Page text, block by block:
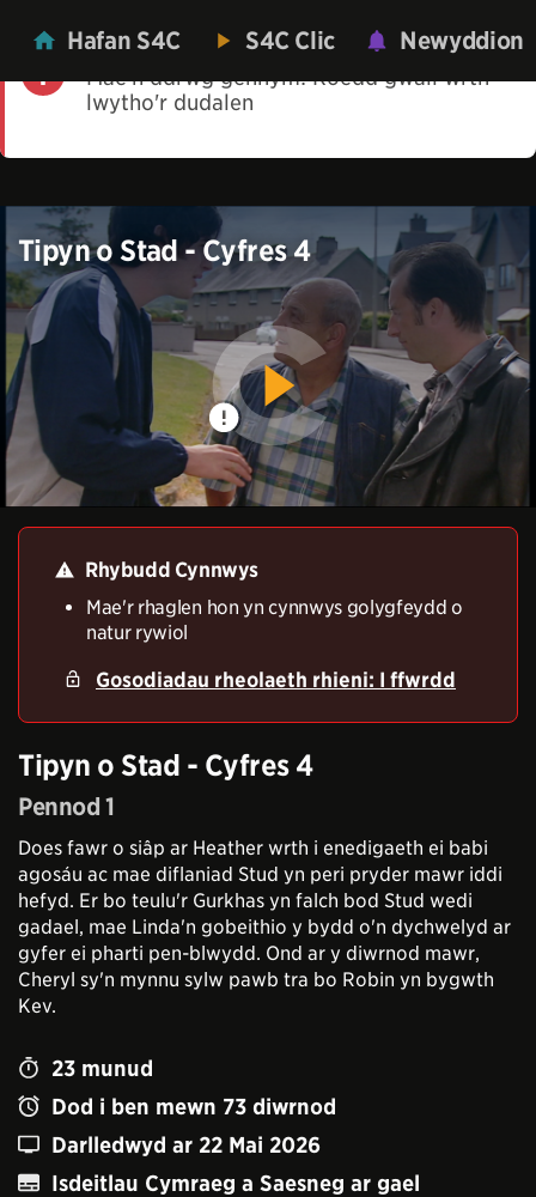
Hafan S4C S4C Clic Newyddion
Mae'n ddrwg gennym! Roedd gwall wrth
lwytho'r dudalen
Tipyn o Stad - Cyfres 4
Rhybudd Cynnwys
Mae'r rhaglen hon yn cynnwys golygfeydd o
natur rywiol
Gosodiadau rheolaeth rhieni: I ffwrdd
Tipyn o Stad - Cyfres 4
Pennod 1
Does fawr o siâp ar Heather wrth i enedigaeth ei babi
agosáu ac mae diflaniad Stud yn peri pryder mawr iddi
hefyd. Er bo teulu'r Gurkhas yn falch bod Stud wedi
gadael, mae Linda'n gobeithio y bydd o'n dychwelyd ar
gyfer ei pharti pen-blwydd. Ond ar y diwrnod mawr,
Cheryl sy'n mynnu sylw pawb tra bo Robin yn bygwth
Kev.
23 munud
Dod i ben mewn 73 diwrnod
Darlledwyd ar 22 Mai 2026
Isdeitlau Cymraeg a Saesneg ar gael